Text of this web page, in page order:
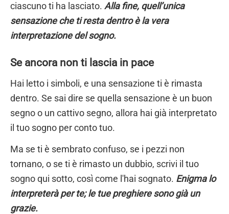
ciascuno ti ha lasciato. Alla fine, quell’unica
sensazione che ti resta dentro è la vera
interpretazione del sogno.
Se ancora non ti lascia in pace
Hai letto i simboli, e una sensazione ti è rimasta
dentro. Se sai dire se quella sensazione è un buon
segno o un cattivo segno, allora hai già interpretato
il tuo sogno per conto tuo.
Ma se ti è sembrato confuso, se i pezzi non
tornano, o se ti è rimasto un dubbio, scrivi il tuo
sogno qui sotto, così come l'hai sognato. Enigma lo
interpreterà per te; le tue preghiere sono già un
grazie.